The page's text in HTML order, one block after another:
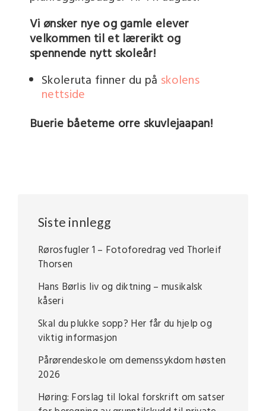
Vi ønsker nye og gamle elever
velkommen til et lærerikt og
spennende nytt skoleår!
Skoleruta finner du på skolens
nettside
Buerie båeteme orre skuvlejaapan!
Siste innlegg
Rørosfugler 1 – Fotoforedrag ved Thorleif
Thorsen
Hans Børlis liv og diktning – musikalsk
kåseri
Skal du plukke sopp? Her får du hjelp og
viktig informasjon
Pårørendeskole om demenssykdom høsten
2026
Høring: Forslag til lokal forskrift om satser